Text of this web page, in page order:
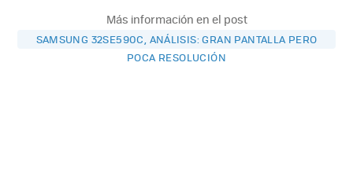
Más información en el post
SAMSUNG 32SE590C, ANÁLISIS: GRAN PANTALLA PERO
POCA RESOLUCIÓN